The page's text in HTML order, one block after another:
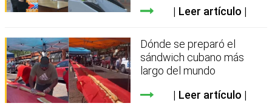
Leer artículo
Dónde se preparó el
sándwich cubano más
largo del mundo
Leer artículo